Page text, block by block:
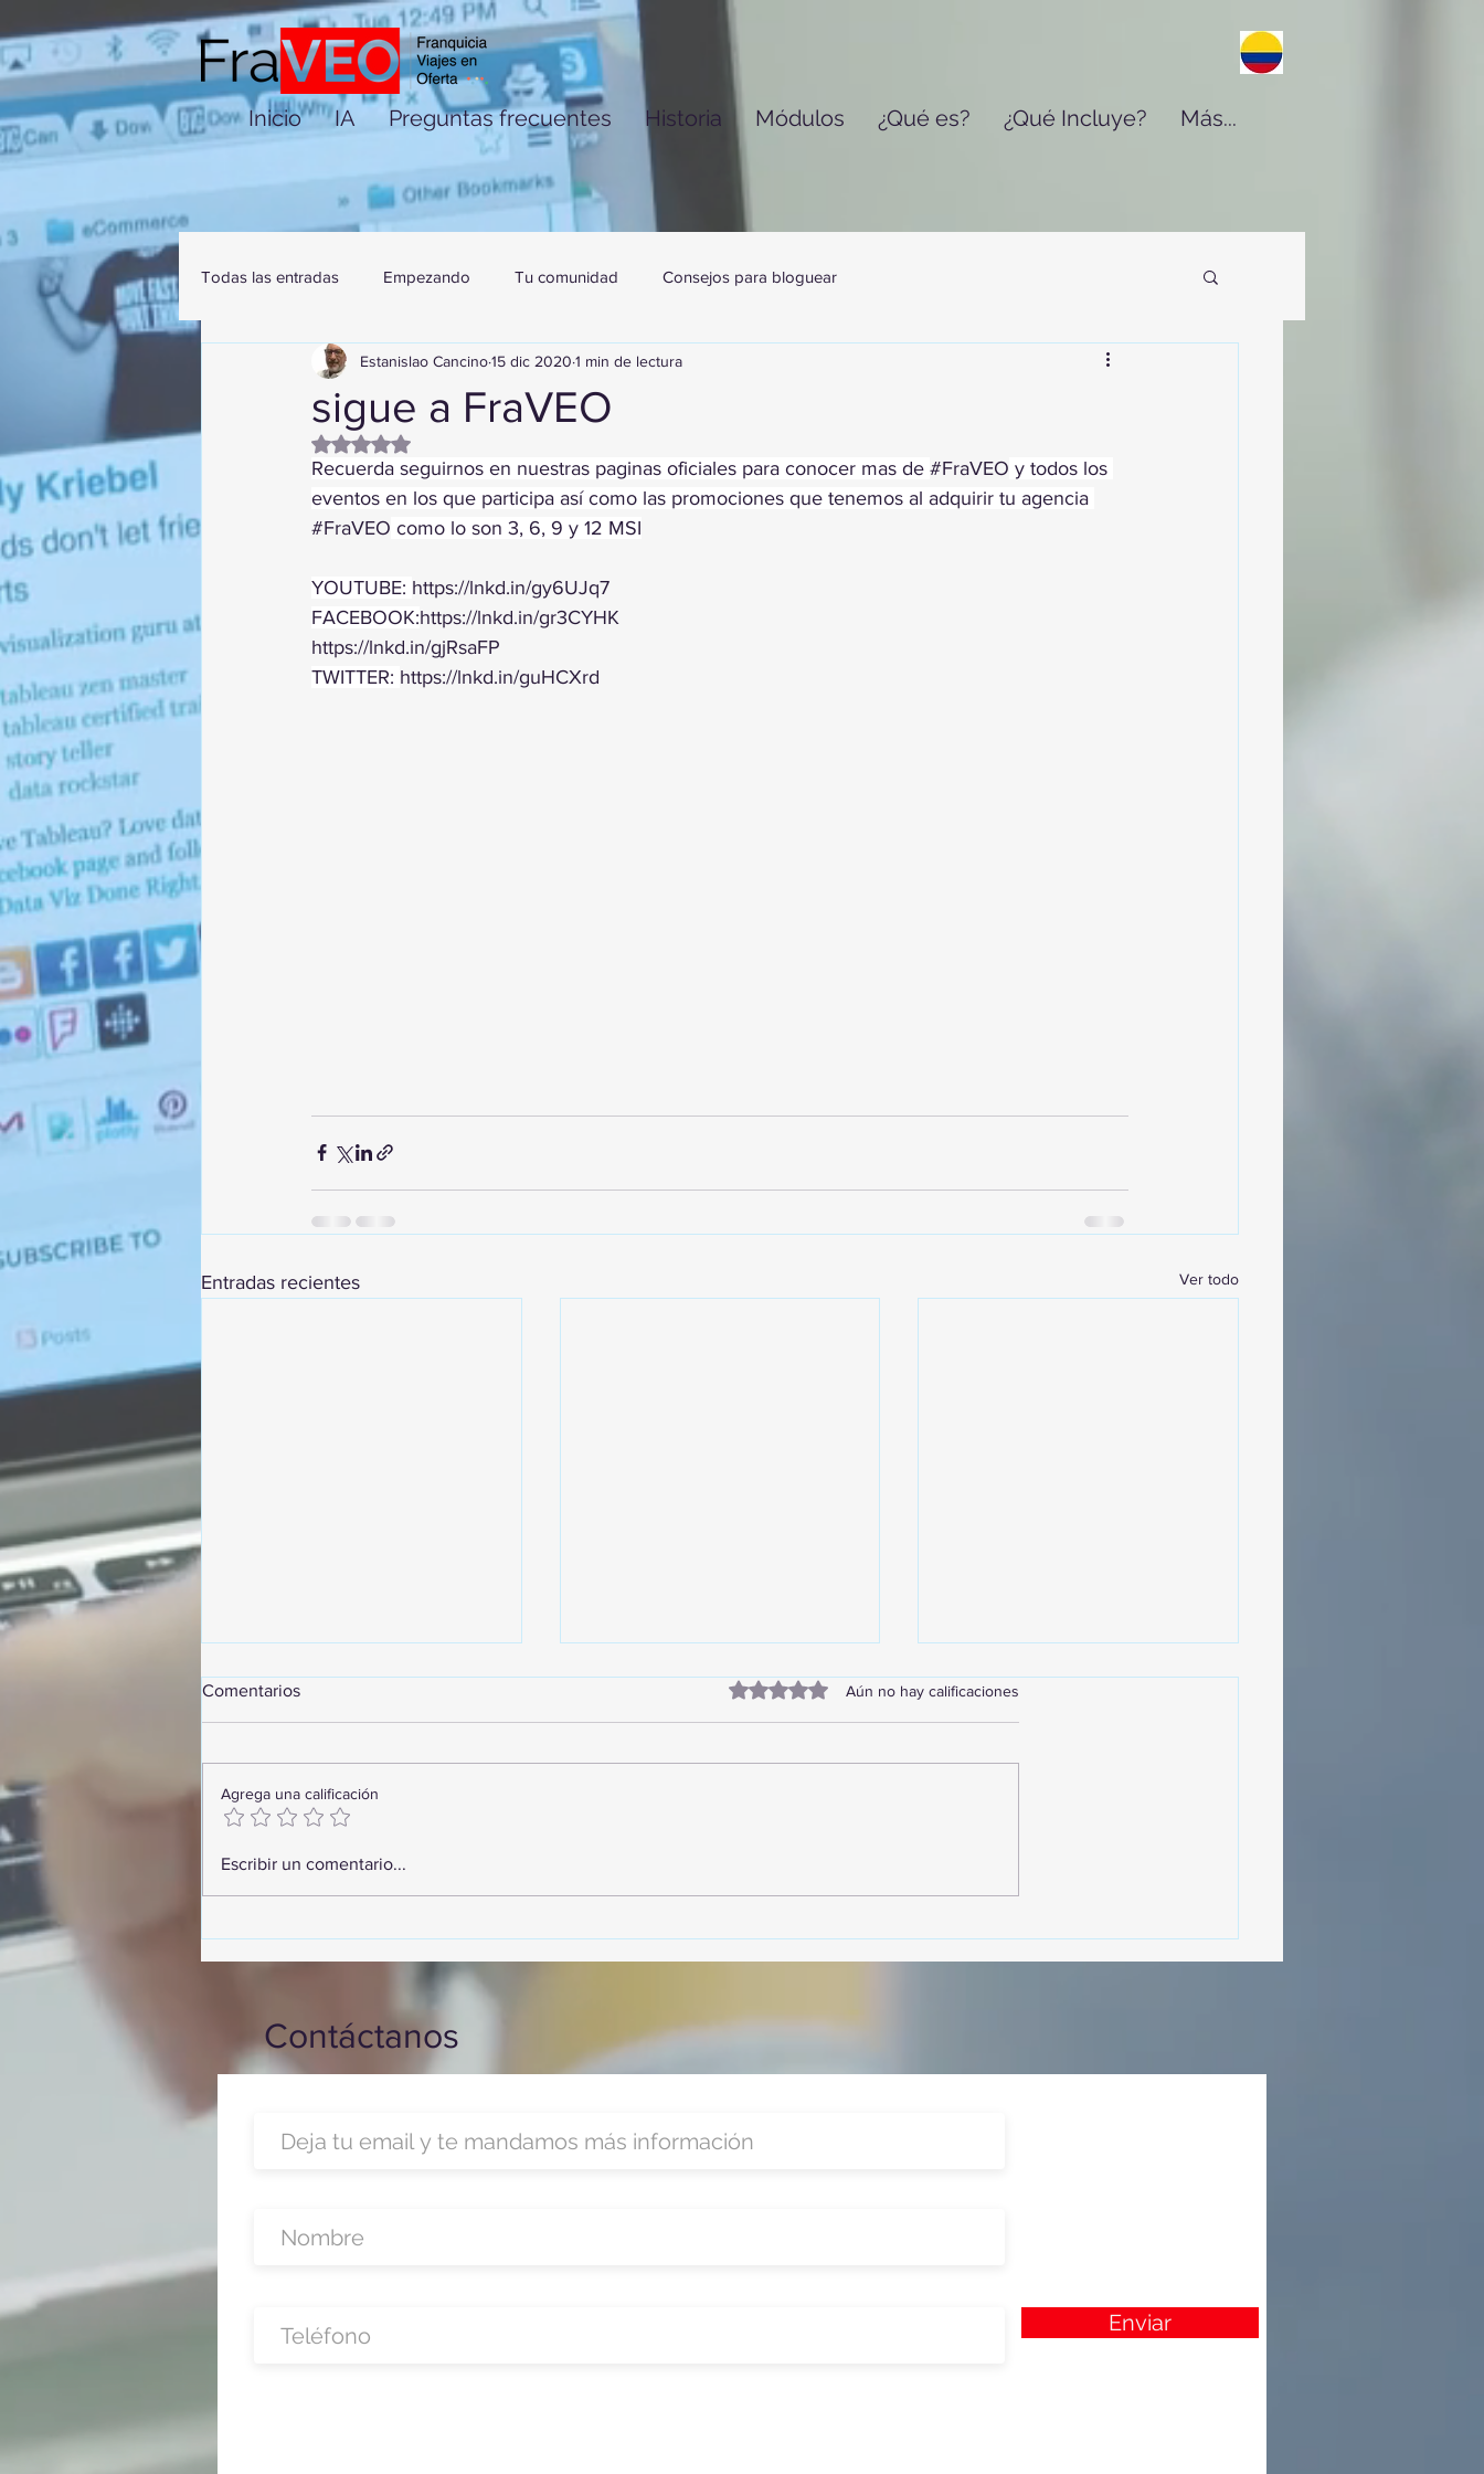
Inicio IA Preguntas frecuentes Historia Módulos ¿Qué es? ¿Qué Incluye? Más...
Todas las entradas Empezando Tu comunidad Consejos para bloguear
sigue a FraVEO
Estanislao Cancino15 dic 2020 1 min de lectura
Obtuvo NaN de 5 estrellas.
Recuerda seguirnos en nuestras paginas oficiales para conocer mas de #FraVEO y todos los
eventos en los que participa así como las promociones que tenemos al adquirir tu agencia
#FraVEO como lo son 3, 6, 9 y 12 MSI
YOUTUBE: https://lnkd.in/gy6UJq7
FACEBOOK:https://lnkd.in/gr3CYHK
https://lnkd.in/gjRsaFP
TWITTER: https://lnkd.in/guHCXrd
Entradas recientes Ver todo
GoMapTravelByFraveo
capacitación realizado en el
Zoom
organizada por Nefertari
Comentarios Obtuvo 0 de 5 estrellas.
Aún no hay calificaciones
Agrega una calificación
Escribir un comentario...
Contáctanos
Enviar